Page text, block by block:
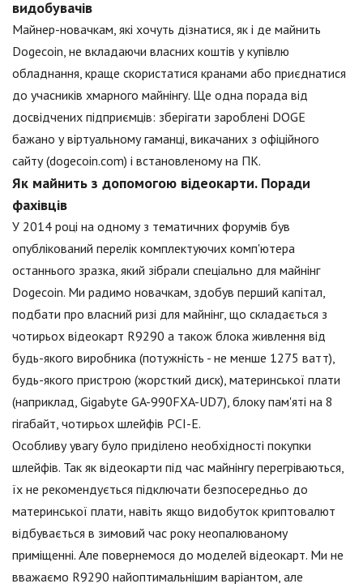
видобувачів
Майнер-новачкам, які хочуть дізнатися, як і де майнить
Dogecoin, не вкладаючи власних коштів у купівлю
обладнання, краще скористатися кранами або приєднатися
до учасників хмарного майнінгу. Ще одна порада від
досвідчених підприємців: зберігати зароблені DOGE
бажано у віртуальному гаманці, викачаних з офіційного
сайту (dogecoin.com) і встановленому на ПК.
Як майнить з допомогою відеокарти. Поради
фахівців
У 2014 році на одному з тематичних форумів був
опублікований перелік комплектуючих комп'ютера
останнього зразка, який зібрали спеціально для майнінг
Dogecoin. Ми радимо новачкам, здобув перший капітал,
подбати про власний ризі для майнінг, що складається з
чотирьох відеокарт R9290 а також блока живлення від
будь-якого виробника (потужність - не менше 1275 ватт),
будь-якого пристрою (жорсткий диск), материнської плати
(наприклад, Gigabyte GA-990FXA-UD7), блоку пам'яті на 8
гігабайт, чотирьох шлейфів PCI-E.
Особливу увагу було приділено необхідності покупки
шлейфів. Так як відеокарти під час майнінгу перегріваються,
їх не рекомендується підключати безпосередньо до
материнської плати, навіть якщо видобуток криптовалют
відбувається в зимовий час року неопалюваному
приміщенні. Але повернемося до моделей відеокарт. Ми не
вважаємо R9290 найоптимальнішим варіантом, але